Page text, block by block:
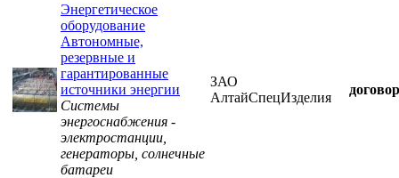
Энергетическое
оборудование
Автономные,
резервные и
гарантированные
источники энергии
Системы
энергоснабжения -
электростанции,
генераторы, солнечные
батареи
ЗАО
АлтайСпецИзделия